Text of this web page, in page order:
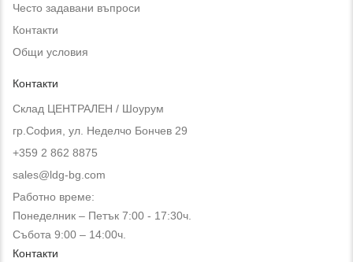
Често задавани въпроси
Контакти
Общи условия
Контакти
Склад ЦЕНТРАЛЕН / Шоурум
гр.София, ул. Неделчо Бончев 29
+359 2 862 8875
sales@ldg-bg.com
Работно време:
Понеделник – Петък 7:00 - 17:30ч.
Събота 9:00 – 14:00ч.
Контакти